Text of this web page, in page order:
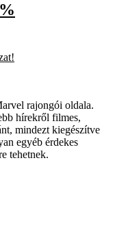
rajongói oldala.
hírekről filmes,
mindezt kiegészítve
egyéb érdekes
tehetnek.